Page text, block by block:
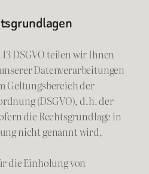
DSGVO teilen wir Ihnen
Datenverarbeitungen
Geltungsbereich der
(DSGVO), d.h. der
die Rechtsgrundlage in
nicht genannt wird,
die Einholung von